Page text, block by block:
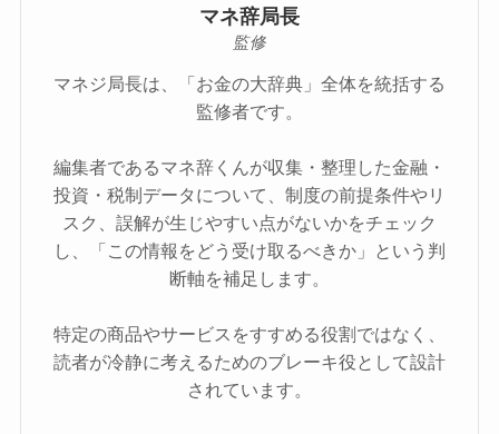
マネ辞局長
監修
マネジ局長は、「お金の大辞典」全体を統括する
監修者です。
編集者であるマネ辞くんが収集・整理した金融・
投資・税制データについて、制度の前提条件やリ
スク、誤解が生じやすい点がないかをチェック
し、「この情報をどう受け取るべきか」という判
断軸を補足します。
特定の商品やサービスをすすめる役割ではなく、
読者が冷静に考えるためのブレーキ役として設計
されています。